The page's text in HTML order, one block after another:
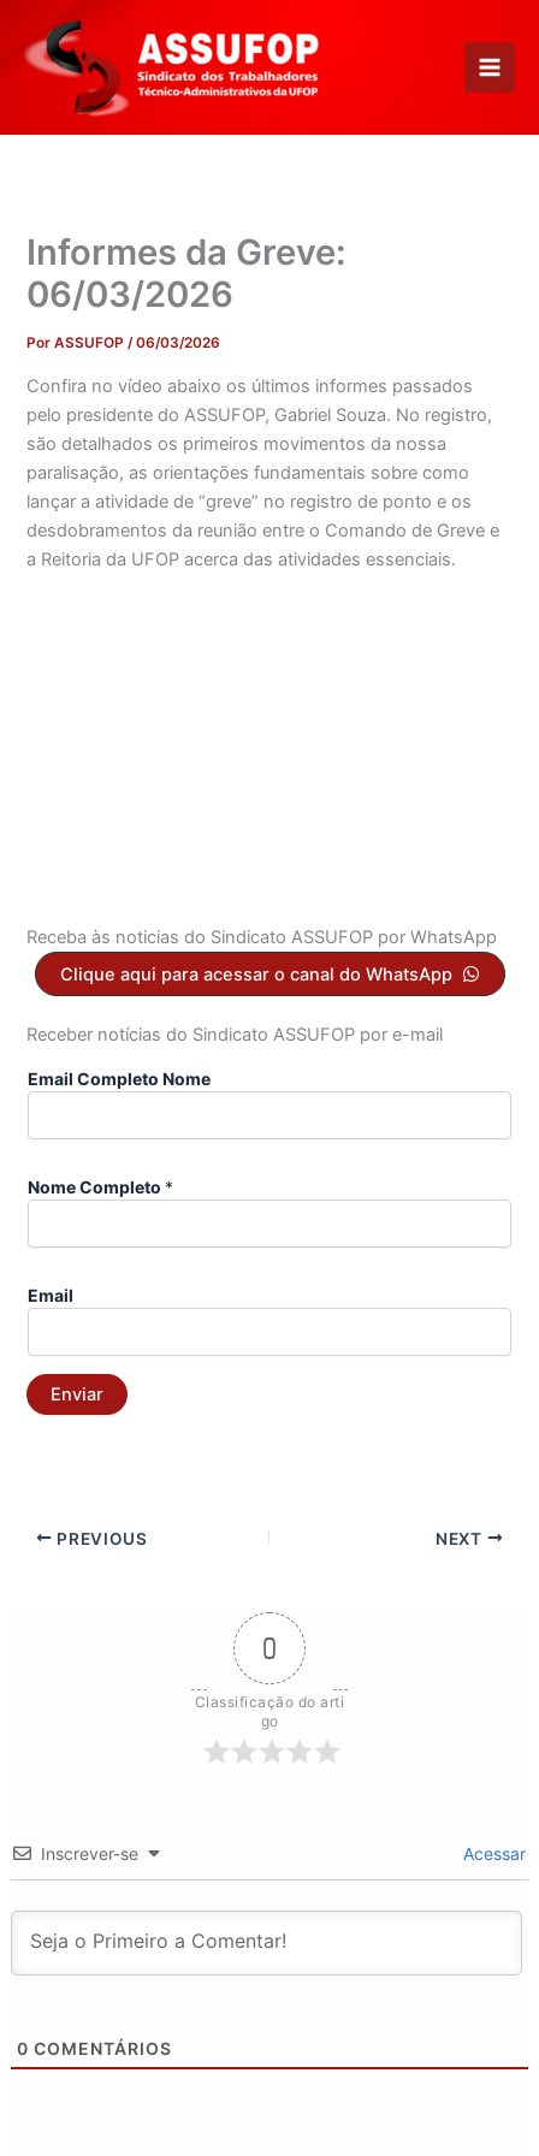
para
conteúdo
Informes da Greve:
06/03/2026
PorASSUFOP/06/03/2026
Confira no vídeo abaixo os últimos informes passados
pelo presidente do ASSUFOP, Gabriel Souza. No registro,
são detalhados os primeiros movimentos da nossa
paralisação, as orientações fundamentais sobre como
lançar a atividade de “greve” no registro de ponto e os
desdobramentos da reunião entre o Comando de Greve e
a Reitoria da UFOP acerca das atividades essenciais.
Receba às noticias do Sindicato ASSUFOP por WhatsApp
Clique aqui para acessar o canal do WhatsApp
Receber notícias do Sindicato ASSUFOP por e-mail
Email Completo Nome
Nome Completo *
Email
Enviar
PREVIOUS NEXT
0
Classificação do arti
go
Inscrever-se Acessar
0 COMENTÁRIOS